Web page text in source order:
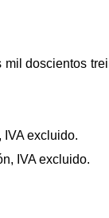
doscientos
excluido.
IVA excluido.